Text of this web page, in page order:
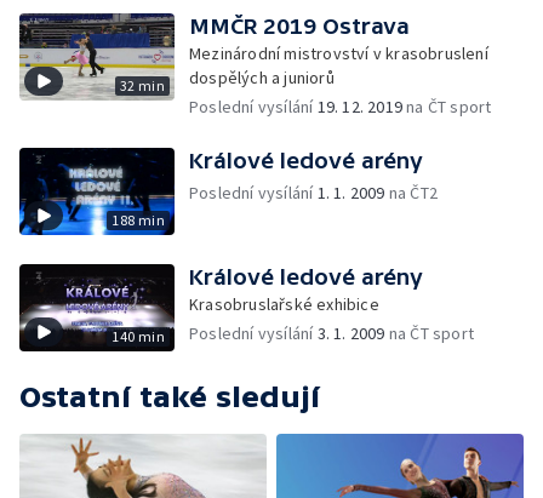
32 min
MMČR 2019 Ostrava
Mezinárodní mistrovství v krasobruslení
dospělých a juniorů
Poslední vysílání19. 12. 2019na ČT sport
188 min
Králové ledové arény
Poslední vysílání1. 1. 2009 na ČT2
140 min
Králové ledové arény
Krasobruslařské exhibice
Poslední vysílání3. 1. 2009 na ČT sport
Ostatní také sledují